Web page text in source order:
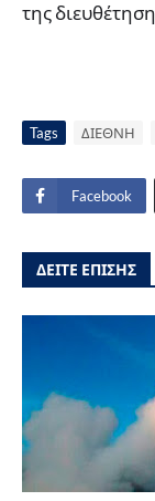
της
Tags ΔΙΕΘΝΗ
Facebook
ΔΕΙΤΕ ΕΠΙΣΗΣ